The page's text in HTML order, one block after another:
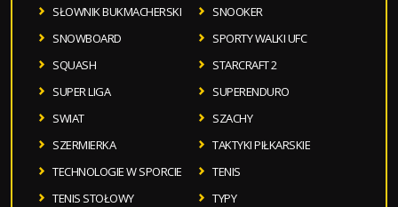
SŁOWNIK BUKMACHERSKI
SNOOKER
SNOWBOARD
SPORTY WALKI UFC
SQUASH
STARCRAFT 2
SUPER LIGA
SUPERENDURO
SWIAT
SZACHY
SZERMIERKA
TAKTYKI PIŁKARSKIE
TECHNOLOGIE W SPORCIE
TENIS
TENIS STOŁOWY
TYPY